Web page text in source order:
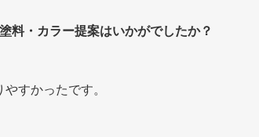
塗料・カラー提案はいかがでしたか？
やすかったです。